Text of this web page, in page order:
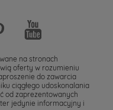
na stronach
oferty w rozumieniu
do zawarcia
ciągłego udoskonalania
od zaprezentowanych
jedynie informacyjny i